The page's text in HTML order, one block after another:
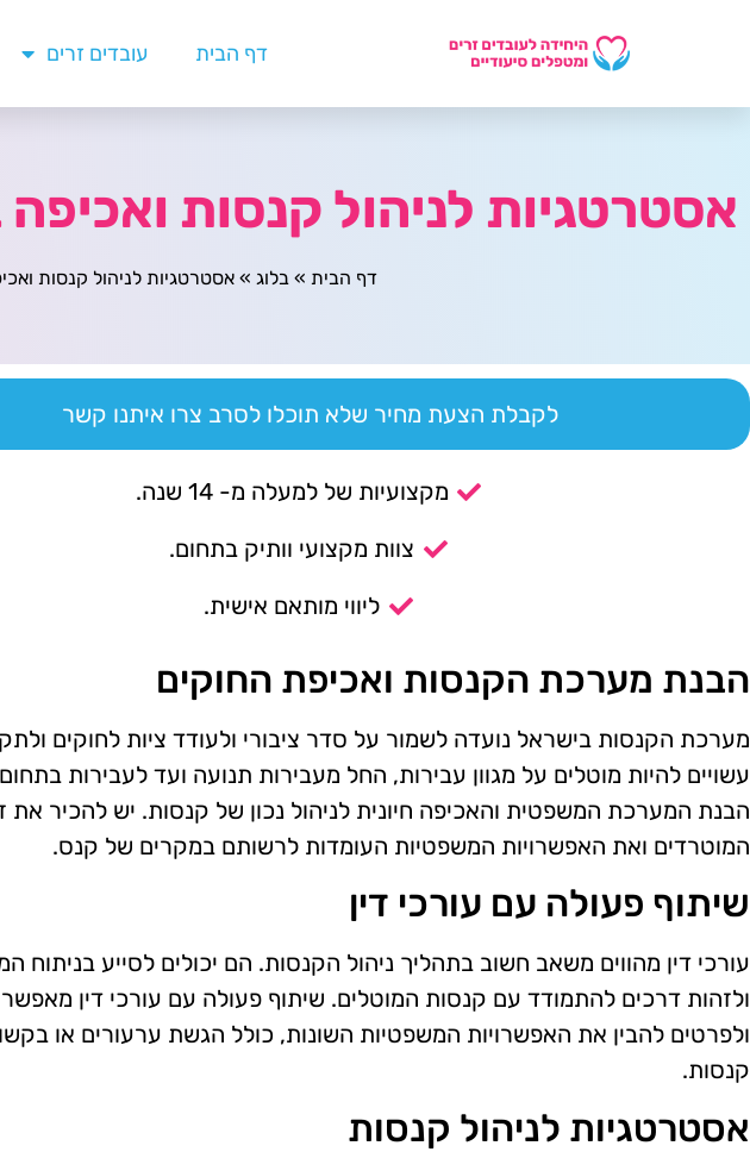
דף הבית עובדים זרים
אסטרטגיות לניהול קנסות
דף הבית »בלוג »אסטרטגיות לניהול קנסות
לקבלת הצעת מחיר שלא תוכלו לסרב צרו איתנו קשר
מקצועיות של למעלה מ- 14 שנה.
צוות מקצועי וותיק בתחום.
ליווי מותאם אישית.
הבנת מערכת הקנסות ואכיפת החוקים
מערכת הקנסות בישראל נועדה לשמור על סדר ציבורי ולעודד ציות לחוקים
עשויים להיות מוטלים על מגוון עבירות, החל מעבירות תנועה ועד לעבירות
הבנת המערכת המשפטית והאכיפה חיונית לניהול נכון של קנסות. יש להכיר את
המוטרדים ואת האפשרויות המשפטיות העומדות לרשותם במקרים של קנס.
שיתוף פעולה עם עורכי דין
עורכי דין מהווים משאב חשוב בתהליך ניהול הקנסות. הם יכולים לסייע בניתוח
ולזהות דרכים להתמודד עם קנסות המוטלים. שיתוף פעולה עם עורכי דין מאפשר
ולפרטים להבין את האפשרויות המשפטיות השונות, כולל הגשת ערעורים או
קנסות.
אסטרטגיות לניהול קנסות